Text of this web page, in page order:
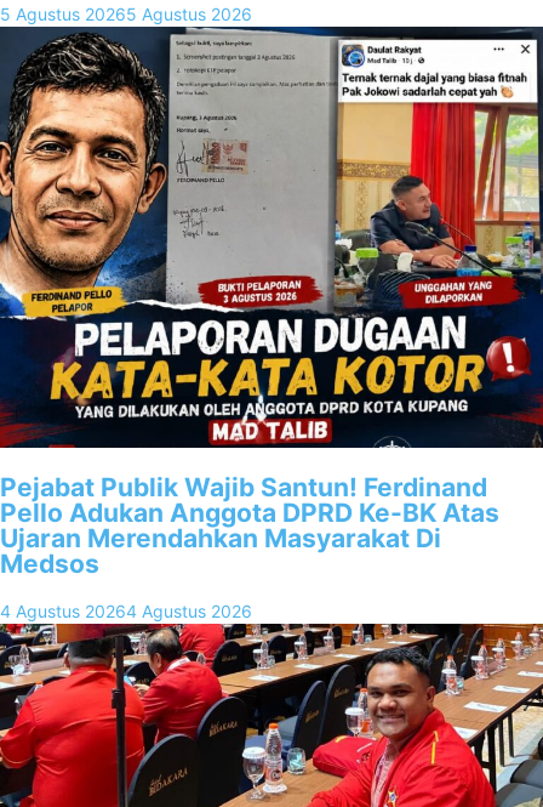
5 Agustus 20265 Agustus 2026
Pejabat Publik Wajib Santun! Ferdinand
Pello Adukan Anggota DPRD Ke-BK Atas
Ujaran Merendahkan Masyarakat Di
Medsos
4 Agustus 20264 Agustus 2026